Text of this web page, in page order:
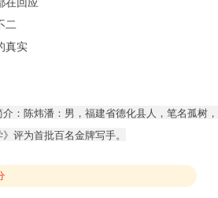
二
真实
介：陈炜潘：男，福建省德化县人，笔名孤树
评为首批百名金牌写手。